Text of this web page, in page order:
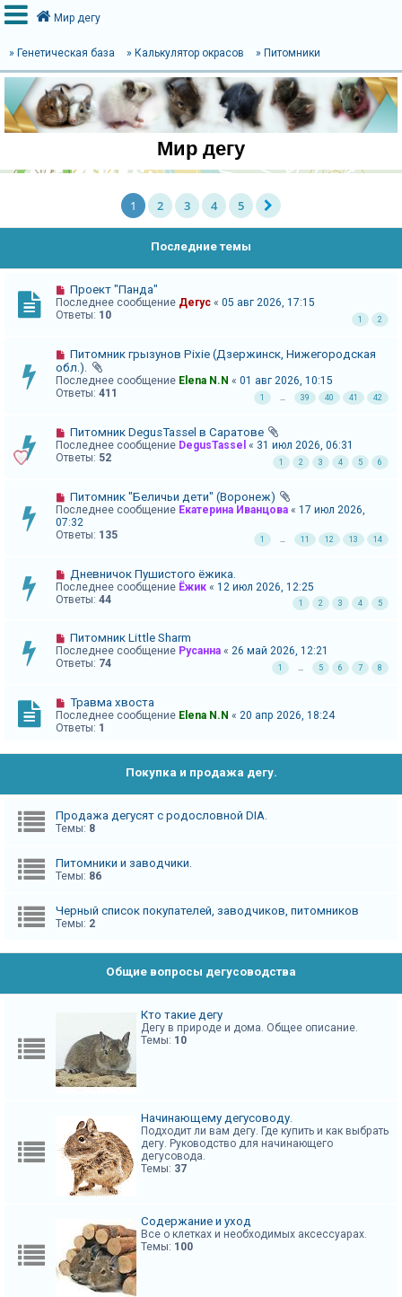
В
х
о
с
а
е
м
б
о
е
т
о
А
к
т
в
м
о
Мир дегу
» Генетическая база » Калькулятор окрасов » Питомники
Мир дегу
1 2 3 4 5
Последние темы
Проект "Панда"
Последнее сообщение Дегус « 05 авг 2026, 17:15
Ответы: 10 1 2
Питомник грызунов Pixie (Дзержинск, Нижегородская
обл.).
Последнее сообщение Elena N.N « 01 авг 2026, 10:15
Ответы: 411 1 … 39 40 41 42
Питомник DegusTassel в Саратове
Последнее сообщение DegusTassel « 31 июл 2026, 06:31
Ответы: 52 1 2 3 4 5 6
Питомник "Беличьи дети" (Воронеж)
Последнее сообщение Екатерина Иванцова « 17 июл 2026,
07:32
Ответы: 135 1 11 12 13 14
Дневничок Пушистого ёжика.
Последнее сообщение Ёжик « 12 июл 2026, 12:25
Ответы: 44 1 2 3 4 5
Питомник Little Sharm
Последнее сообщение Русанна « 26 май 2026, 12:21
Ответы: 74 1 … 5 6 7 8
Травма хвоста
Последнее сообщение Elena N.N « 20 апр 2026, 18:24
Ответы: 1
Покупка и продажа дегу.
Продажа дегусят с родословной DIA.
Темы: 8
Питомники и заводчики.
Темы: 86
Черный список покупателей, заводчиков, питомников
Темы: 2
Общие вопросы дегусоводства
Кто такие дегу
Дегу в природе и дома. Общее описание.
Темы: 10
Начинающему дегусоводу.
Подходит ли вам дегу. Где купить и как выбрать
дегу. Руководство для начинающего
дегусовода.
Темы: 37
Содержание и уход
Все о клетках и необходимых аксессуарах.
Темы: 100